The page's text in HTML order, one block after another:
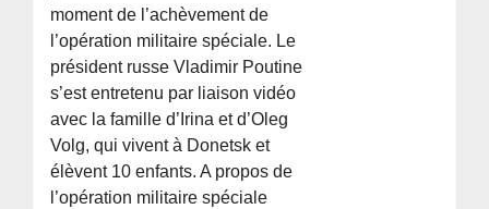
moment de l’achèvement de
l’opération militaire spéciale. Le
président russe Vladimir Poutine
s’est entretenu par liaison vidéo
avec la famille d’Irina et d’Oleg
Volg, qui vivent à Donetsk et
élèvent 10 enfants. A propos de
l’opération militaire spéciale